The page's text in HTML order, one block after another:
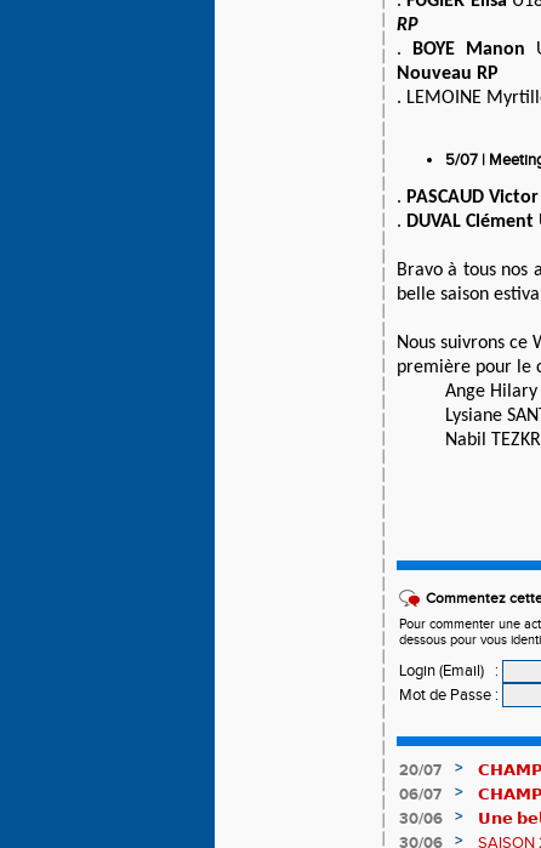
RP
.
BOYE Manon
Nouveau RP
. LEMOINE
5/07 |
. PASCAUD Victor
. DUVAL Clément
Bravo à tous nos
belle saison
Nous suivrons ce
première pour le
Ange Hilary
Lysiane
Nabil
Commentez
Pour commenter une
dessous pour vous
Login (Email)
:
Mot de Passe :
20/07 >
06/07 >
83è !
30/06 >
𝗨𝗻𝗲
𝗔𝗨𝗥𝗔 !
30/06 >